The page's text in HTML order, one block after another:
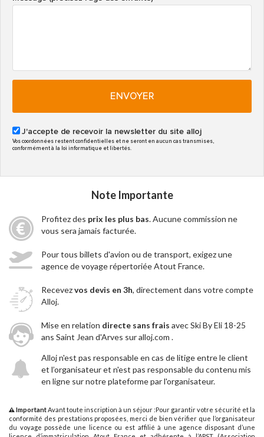
ENVOYER
J'accepte de recevoir la newsletter du site alloj
Vos coordonnées restent confidentielles et ne seront en aucun cas transmises,
conformément à la loi informatique et libertés.
Note Importante
Profitez des prix les plus bas. Aucune commission ne
vous sera jamais facturée.
Pour tous billets d'avion ou de transport, exigez une
agence de voyage répertoriée Atout France.
Recevezvos devis en 3h, directement dans votre compte
Alloj.
Mise en relation directe sans frais avec Ski By Eli 18-25
ans Saint Jean d'Arves sur alloj.com .
Alloj n'est pas responsable en cas de litige entre le client
et l’organisateur et n'est pas responsable du contenu mis
en ligne sur notre plateforme par l'organisateur.
ImportantAvant toute inscription à un séjour :Pour garantir votre sécurité et la
conformité des prestations proposées, merci de bien vérifier que l’organisateur
du voyage possède une licence ou est affilié à une agence disposant d’une